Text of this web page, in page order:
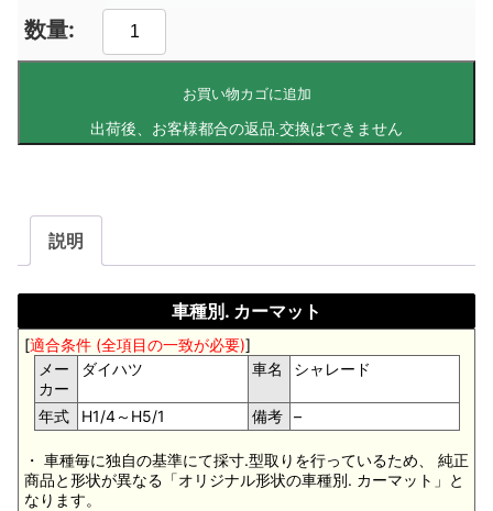
お買い物カゴに追加
説明
車種別. カーマット
[適合条件 (全項目の一致が必要)]
メー
カー
ダイハツ 車名 シャレード
年式 H1/4～H5/1 備考 –
・ 車種毎に独自の基準にて採寸.型取りを行っているため、 純正
商品と形状が異なる「オリジナル形状の車種別. カーマット」と
なります。